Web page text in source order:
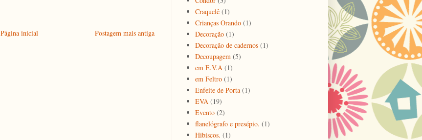
Postagem mais antiga
Página inicial
Craquelê (1)
Crianças Orando (1)
Decoração (1)
Decoração de cadernos (1)
Decoupagem (5)
em E.V.A (1)
em Feltro (1)
Enfeite de Porta (1)
EVA (19)
Evento (2)
flanelógrafo e presépio. (1)
Hibiscos. (1)